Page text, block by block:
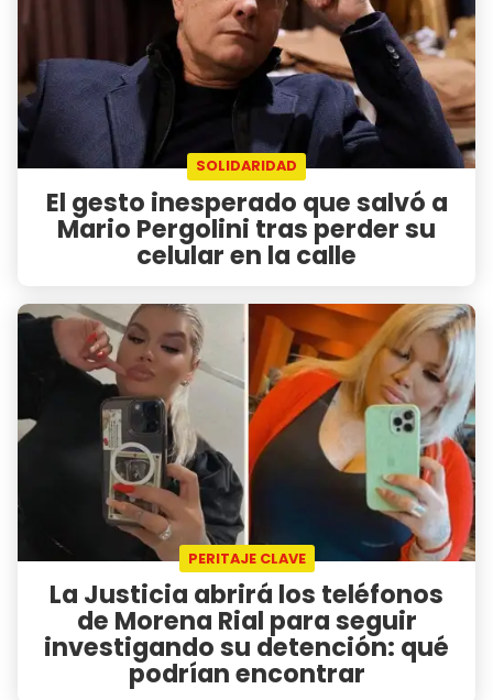
SOLIDARIDAD
El gesto inesperado que salvó a
Mario Pergolini tras perder su
celular en la calle
PERITAJE CLAVE
La Justicia abrirá los teléfonos
de Morena Rial para seguir
investigando su detención: qué
podrían encontrar